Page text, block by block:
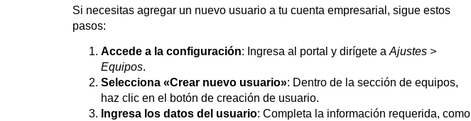
Si necesitas agregar un nuevo usuario a tu cuenta empresarial, sigue estos
pasos:
Accede a la configuración: Ingresa al portal y dirígete a Ajustes >
Equipos.
Selecciona «Crear nuevo usuario»: Dentro de la sección de equipos,
haz clic en el botón de creación de usuario.
Ingresa los datos del usuario: Completa la información requerida, como